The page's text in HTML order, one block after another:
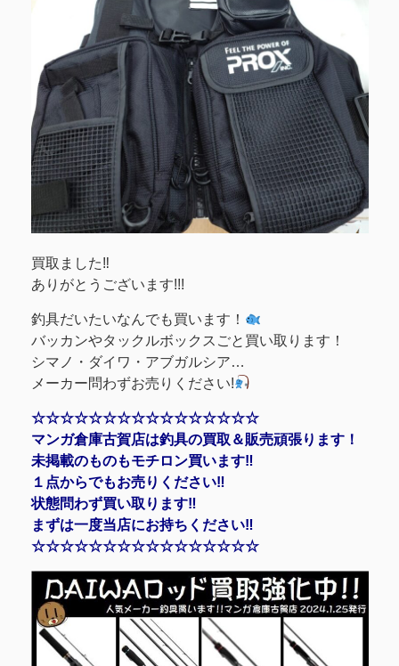
買取ました‼
ありがとうございます!!!
釣具だいたいなんでも買います！
バッカンやタックルボックスごと買い取ります！
シマノ・ダイワ・アブガルシア…
メーカー問わずお売りください!
☆☆☆☆☆☆☆☆☆☆☆☆☆☆☆☆
マンガ倉庫古賀店は釣具の買取＆販売頑張ります！
未掲載のものもモチロン買います‼
１点からでもお売りください‼
状態問わず買い取ります‼
まずは一度当店にお持ちください‼
☆☆☆☆☆☆☆☆☆☆☆☆☆☆☆☆